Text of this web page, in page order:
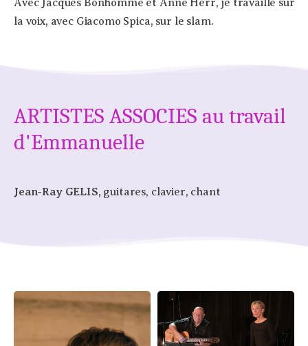
Avec Jacques Bonhomme et Anne Herr, je travaille sur
la voix, avec Giacomo Spica, sur le slam.
ARTISTES ASSOCIES au travail
d'Emmanuelle
Jean-Ray GELIS, guitares, clavier, chant